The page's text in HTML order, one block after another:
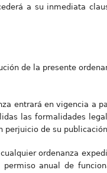
a su inmediata
de la presente
entrará en vigencia a
las formalidades
perjuicio de su
ordenanza
anual de